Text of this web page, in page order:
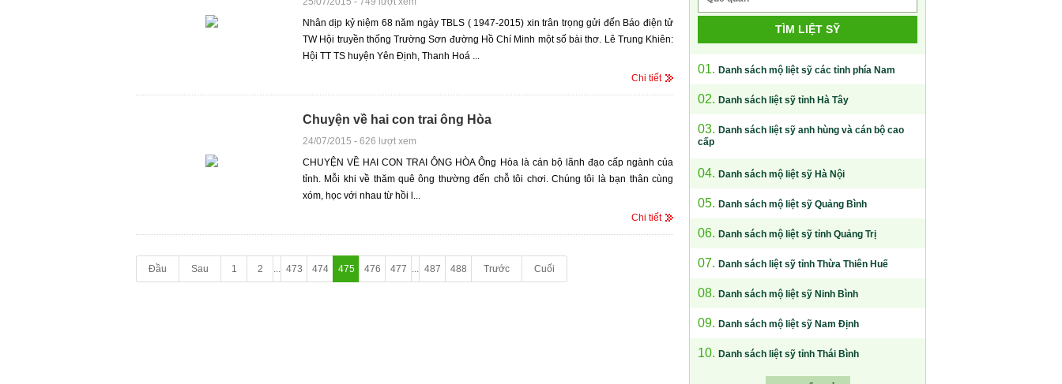
Nhân dịp kỷ niệm 68 năm ngày TBLS ( 1947-2015) xin trân trọng gửi đến Báo điện tử
TW Hội truyền thống Trường Sơn đường Hồ Chí Minh một số bài thơ. Lê Trung Khiên:
Hội TT TS huyện Yên Định, Thanh Hoá ...
Chi tiết
Chuyện về hai con trai ông Hòa
24/07/2015 - 626 lượt xem
CHUYỆN VỀ HAI CON TRAI ÔNG HÒA Ông Hòa là cán bộ lãnh đạo cấp ngành của
tỉnh. Mỗi khi về thăm quê ông thường đến chỗ tôi chơi. Chúng tôi là bạn thân cùng
xóm, học với nhau từ hồi l...
Chi tiết
Đầu Sau 1 2 ... 473 474 475 476 477 ... 487 488 Trước Cuối
TÌM LIỆT SỸ
01. Danh sách mộ liệt sỹ các tỉnh phía Nam
02. Danh sách liệt sỹ tỉnh Hà Tây
03. Danh sách liệt sỹ anh hùng và cán bộ cao
cấp
04. Danh sách mộ liệt sỹ Hà Nội
05. Danh sách mộ liệt sỹ Quảng Bình
06. Danh sách mộ liệt sỹ tỉnh Quảng Trị
07. Danh sách liệt sỹ tỉnh Thừa Thiên Huế
08. Danh sách mộ liệt sỹ Ninh Bình
09. Danh sách mộ liệt sỹ Nam Định
10. Danh sách liệt sỹ tỉnh Thái Bình